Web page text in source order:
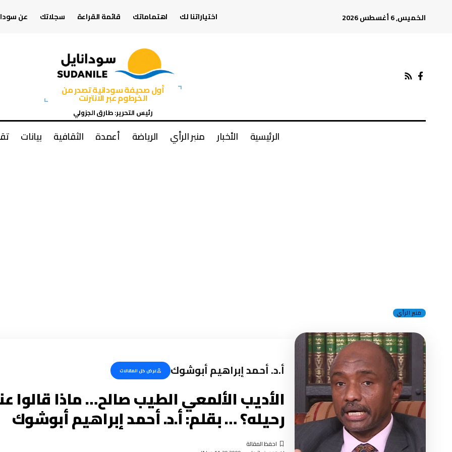
الخميس, 6 أغسطس 2026 اختياراتنا لك اهتماماتك قائمة القراءة سجلاتك عن
أول صحيفة سودانية تصدر من
الخرطوم عبر الانترنت
رئيس التحرير: طارق الجزولي
الرئيسية الأخبار منبر الرأي الرياضة أعمدة الثقافية بيانات
منبر الرأي
أ.د. أحمد إبراهيم أبوشوك عرض كل المقالات
الأديب الألمعي الطيب صالح… ماذا قالوا
رحيله؟ … بقلم: أ.د. أحمد إبراهيم أبوشوك